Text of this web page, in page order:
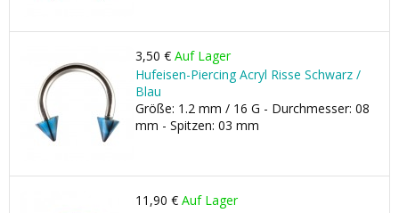
3,50 € Auf Lager
Hufeisen-Piercing Acryl Risse Schwarz /
Blau
Größe: 1.2 mm / 16 G - Durchmesser: 08
mm - Spitzen: 03 mm
11,90 € Auf Lager